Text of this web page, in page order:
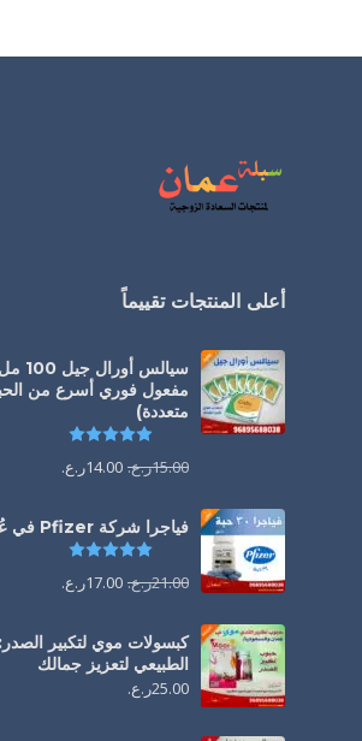
أعلى المنتجات تقييماً
مفعول فوري أسرع من
متعددة)
15.00ر.ع. 14.00ر.ع.
فياجرا شركة Pfizer في عُمان
21.00ر.ع. 17.00ر.ع.
كبسولات موي لتكبير
الطبيعي لتعزيز جمالك
25.00ر.ع.